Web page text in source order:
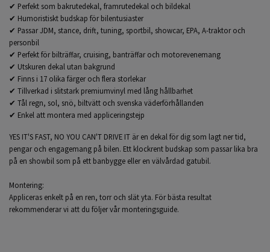
✔ Perfekt som bakrutedekal, framrutedekal och bildekal
✔ Humoristiskt budskap för bilentusiaster
✔ Passar JDM, stance, drift, tuning, sportbil, showcar, EPA, A-traktor och
personbil
✔ Perfekt för bilträffar, cruising, banträffar och motorevenemang
✔ Utskuren dekal utan bakgrund
✔ Finns i 17 olika färger och flera storlekar
✔ Tillverkad i slitstark premiumvinyl med lång hållbarhet
✔ Tål regn, sol, snö, biltvätt och svenska väderförhållanden
✔ Enkel att montera med appliceringstejp
YES IT'S FAST, NO YOU CAN'T DRIVE IT är en dekal för dig som lagt ner tid,
pengar och engagemang på bilen. Ett klockrent budskap som passar lika bra
på en showbil som på ett banbygge eller en välvårdad gatubil.
Montering:
Appliceras enkelt på en ren, torr och slät yta. För bästa resultat
rekommenderar vi att du följer vår monteringsguide.